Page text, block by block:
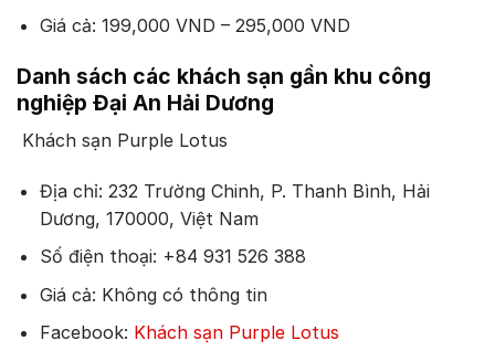
Giá cả: 199,000 VND – 295,000 VND
Danh sách các khách sạn gần khu công
nghiệp Đại An Hải Dương
Khách sạn Purple Lotus
Địa chỉ: 232 Trường Chinh, P. Thanh Bình, Hải
Dương, 170000, Việt Nam
Số điện thoại: +84 931 526 388
Giá cả: Không có thông tin
Facebook: Khách sạn Purple Lotus